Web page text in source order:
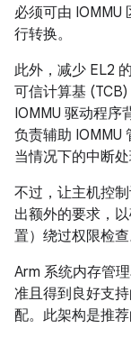
必须可由 IOMMU
行转换。
此外，减少 EL2
可信计算基
IOMMU 驱动程序
负责辅助 IOMMU
当情况下的中断处
不过，让主机控
出额外的要求，
置）绕过权限检查
Arm 系统内存管
准且得到良好支
配。此架构是推荐